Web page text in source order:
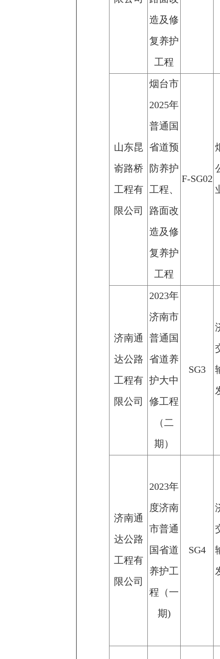
造及修
复养护
工程
山东昆
嵛路桥
工程有
限公司
烟台市
2025年
普通国
省道预
防养护
工程、
路面改
造及修
复养护
工程
F-SG02
济南通
达公路
工程有
限公司
2023年
济南市
普通国
省道养
护大中
修工程
（二
期）
SG3
济南通
达公路
工程有
限公司
2023年
度济南
市普通
国省道
养护工
程（一
期)
SG4